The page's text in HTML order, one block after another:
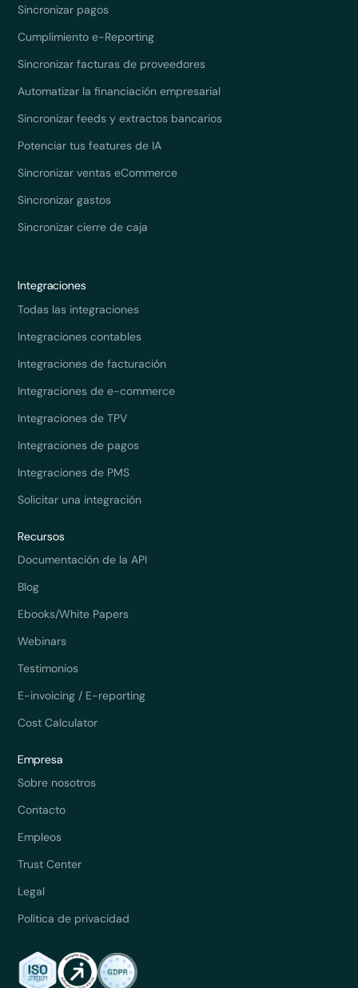
Sincronizar pagos
Cumplimiento e-Reporting
Sincronizar facturas de proveedores
Automatizar la financiación empresarial
Sincronizar feeds y extractos bancarios
Potenciar tus features de IA
Sincronizar ventas eCommerce
Sincronizar gastos
Sincronizar cierre de caja
Integraciones
Todas las integraciones
Integraciones contables
Integraciones de facturación
Integraciones de e-commerce
Integraciones de TPV
Integraciones de pagos
Integraciones de PMS
Solicitar una integración
Recursos
Documentación de la API
Blog
Ebooks/White Papers
Webinars
Testimonios
E-invoicing / E-reporting
Cost Calculator
Empresa
Sobre nosotros
Contacto
Empleos
Trust Center
Legal
Política de privacidad